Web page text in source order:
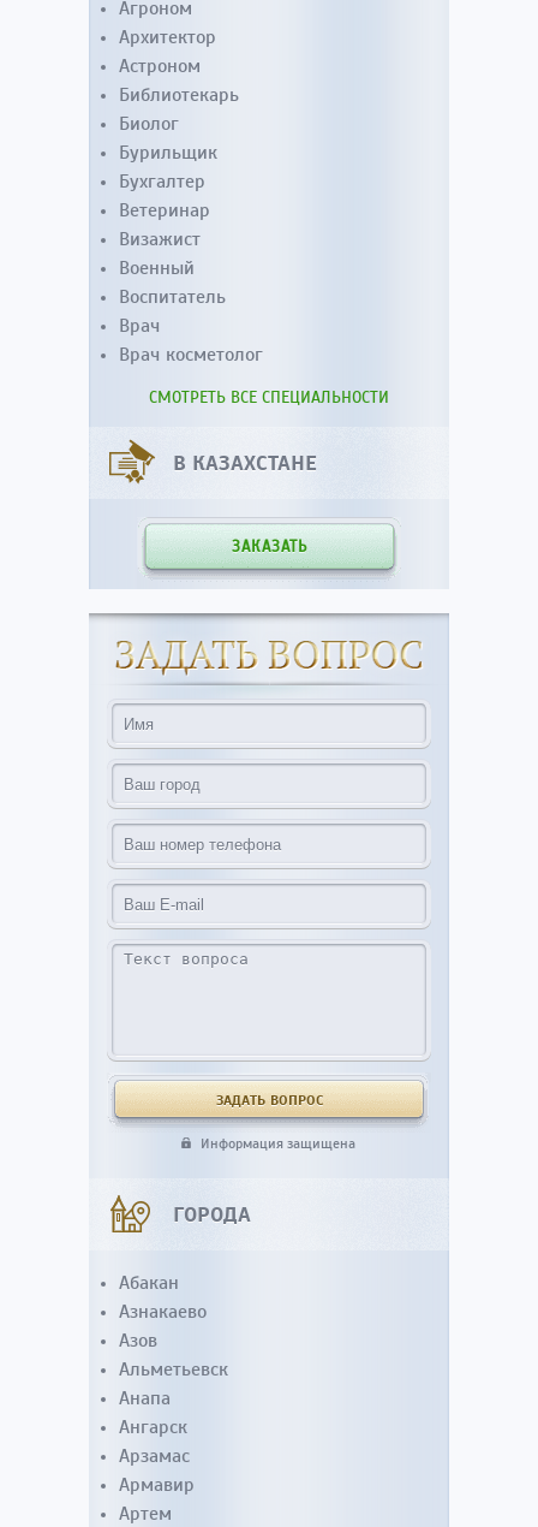
Агроном
Архитектор
Астроном
Библиотекарь
Биолог
Бурильщик
Бухгалтер
Ветеринар
Визажист
Военный
Воспитатель
Врач
Врач косметолог
СМОТРЕТЬ ВСЕ СПЕЦИАЛЬНОСТИ
В КАЗАХСТАНЕ
ЗАКАЗАТЬ
Информация защищена
ГОРОДА
Абакан
Азнакаево
Азов
Альметьевск
Анапа
Ангарск
Арзамас
Армавир
Артем